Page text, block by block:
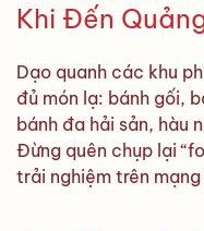
Khi Đến
Dạo quanh các khu
đủ món lạ: bánh gối,
bánh đa hải sản, hàu
Đừng quên chụp lại
trải nghiệm trên